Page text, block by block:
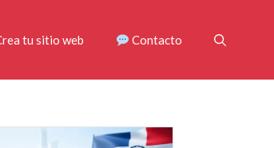
tu sitio web Contacto